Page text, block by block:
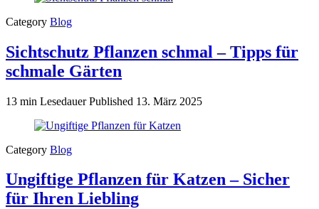
Category Blog
Sichtschutz Pflanzen schmal – Tipps für
schmale Gärten
13 min LesedauerPublished 13. März 2025
Category Blog
Ungiftige Pflanzen für Katzen – Sicher
für Ihren Liebling